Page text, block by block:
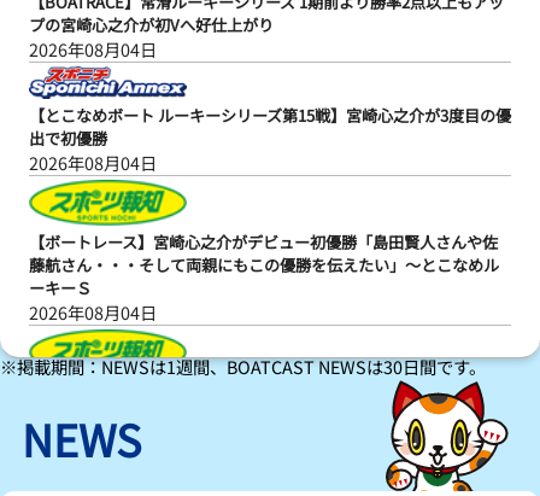
プの宮崎心之介が初Vへ好仕上がり
2026年08月04日
【とこなめボート ルーキーシリーズ第15戦】宮崎心之介が3度目の優
出で初優勝
2026年08月04日
【ボートレース】宮崎心之介がデビュー初優勝「島田賢人さんや佐
藤航さん・・・そして両親にもこの優勝を伝えたい」～とこなめル
ーキーＳ
2026年08月04日
【ボートレース】宮崎心之介が強気でデビュー初Ｖ！次の目標はＡ
１昇格「上の舞台で仕事ができるように努力していきたい」～とこ
なめルーキーＳ
2026年08月04日
※掲載期間：NEWSは1週間、BOATCAST NEWSは30日間です。
NEWS